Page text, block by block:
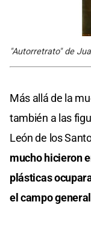
"Autorretrato" de
Más allá de la
también a las
León de los
mucho hicieron
plásticas
el campo